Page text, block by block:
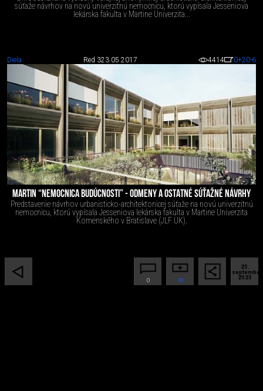
súťaže návrhov na novú univerzitnú nemocnicu, ktorú vypísala Jesseniova
lekárska fakulta v Martine Univerzita...
Diela Red 323.05.2017 4414 0+20-6
MARTIN “NEMOCNICA BUDÚCNOSTI” - ODMENY A OSTATNÉ SÚŤAŽNÉ NÁVRHY
Predstavenie návrhov urbanisticko-architektonicej súťaže na novú univerzitnú
nemocnicu, ktorú vypísala Jesseniova lekárska fakulta v Martine Univerzita
Komenského v Bratislave (JLF UK).
25.
september
2023
18
0